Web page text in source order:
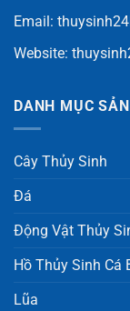
Email:
Website:
DANH MỤC
Cây Thủy Sinh
Đá
Động Vật Thủy
Hồ Thủy Sinh Cá
Lũa